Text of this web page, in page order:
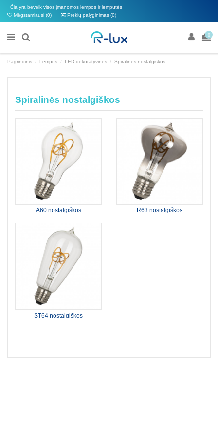
Čia yra beveik visos įmanomos lempos ir lemputės
Mėgstamiausi (0) Prekių palyginimas (0)
0
Pagrindinis Lempos LED dekoratyvinės Spiralinės nostalgiškos
Spiralinės nostalgiškos
A60 nostalgiškos R63 nostalgiškos
ST64 nostalgiškos